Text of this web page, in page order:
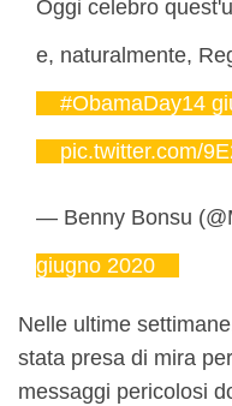
Oggi celebro
e, naturalmente,
#ObamaDay14
pic.twitter.com/
— Benny Bonsu
giugno 2020
Nelle ultime
stata presa di mira
messaggi pericolosi